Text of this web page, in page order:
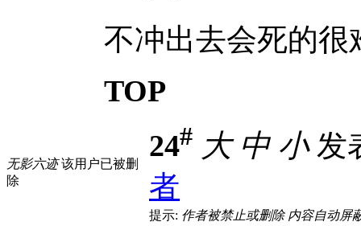
不冲出去会死的很
TOP
无影六迹该用户已被删
除
24# 大 中 小发
者
提示: 作者被禁止或删除 内容自动屏